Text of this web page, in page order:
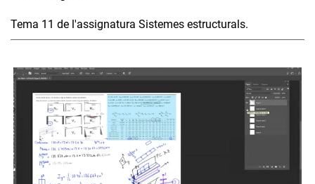
Tema 11 de l'assignatura Sistemes estructurals.